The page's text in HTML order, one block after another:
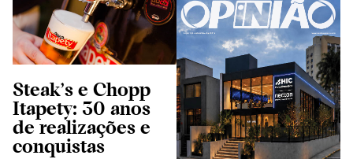
Steak’s e Chopp
Itapety: 30 anos
de realizações e
conquistas